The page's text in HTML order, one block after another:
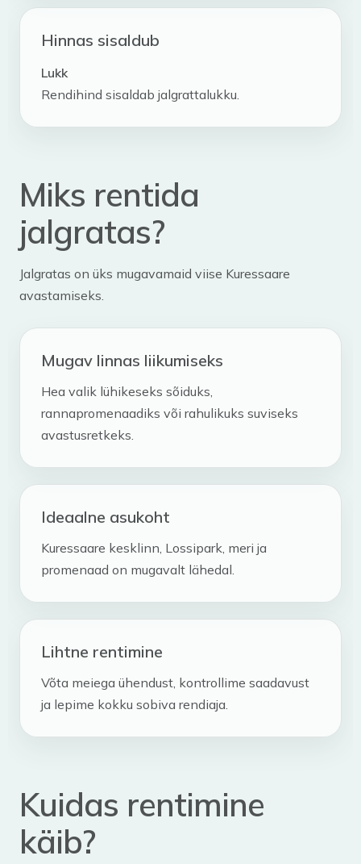
Hinnas sisaldub
Lukk
Rendihind sisaldab jalgrattalukku.
Miks rentida
jalgratas?
Jalgratas on üks mugavamaid viise Kuressaare
avastamiseks.
Mugav linnas liikumiseks
Hea valik lühikeseks sõiduks,
rannapromenaadiks või rahulikuks suviseks
avastusretkeks.
Ideaalne asukoht
Kuressaare kesklinn, Lossipark, meri ja
promenaad on mugavalt lähedal.
Lihtne rentimine
Võta meiega ühendust, kontrollime saadavust
ja lepime kokku sobiva rendiaja.
Kuidas rentimine
käib?